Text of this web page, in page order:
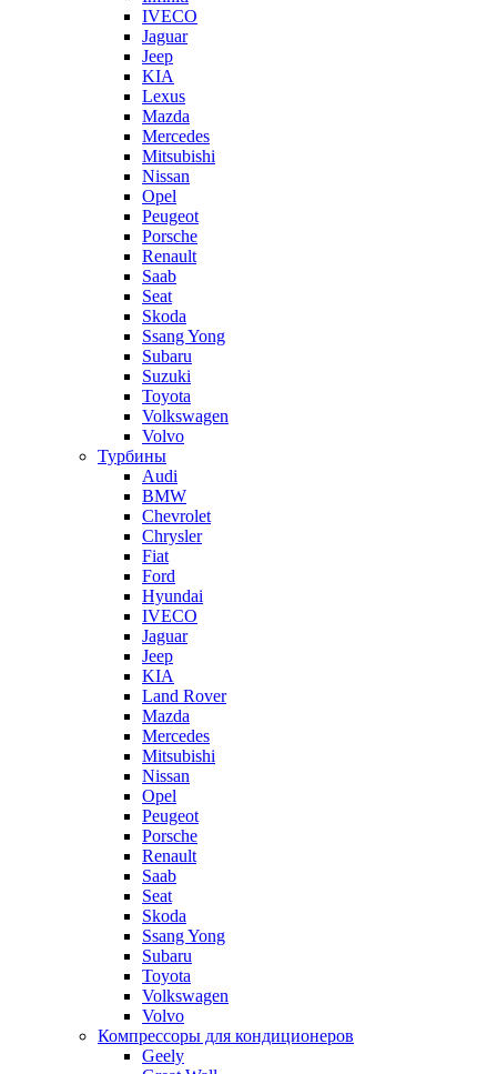
IVECO
Jaguar
Jeep
KIA
Lexus
Mazda
Mercedes
Mitsubishi
Nissan
Opel
Peugeot
Porsche
Renault
Saab
Seat
Skoda
Ssang Yong
Subaru
Suzuki
Toyota
Volkswagen
Volvo
Турбины
Audi
BMW
Chevrolet
Chrysler
Fiat
Ford
Hyundai
IVECO
Jaguar
Jeep
KIA
Land Rover
Mazda
Mercedes
Mitsubishi
Nissan
Opel
Peugeot
Porsche
Renault
Saab
Seat
Skoda
Ssang Yong
Subaru
Toyota
Volkswagen
Volvo
Компрессоры для кондиционеров
Geely